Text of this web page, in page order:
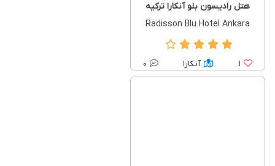
هتل رادیسون بلو آنکارا ترکیه
Radisson Blu Hotel Ankara
1 آنکارا 0